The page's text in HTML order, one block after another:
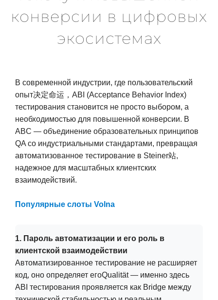
конверсии в цифровых
экосистемах
В современной индустрии, где пользовательский
опыт决定命运，ABI (Acceptance Behavior Index)
тестирования становится не просто выбором, а
необходимостью для повышенной конверсии. В
ABC — объединение образовательных принципов
QA со индустриальными стандартами, превращая
автоматизованное тестирование в Steiner站,
надежное для масштабных клиентских
взаимодействий.
Популярные слоты Volna
1. Пароль автоматизации и его роль в
клиентской взаимодействии
Автоматизированное тестирование не расширяет
код, оно определяет егоQualität — именно здесь
ABI тестирования проявляется как Bridge между